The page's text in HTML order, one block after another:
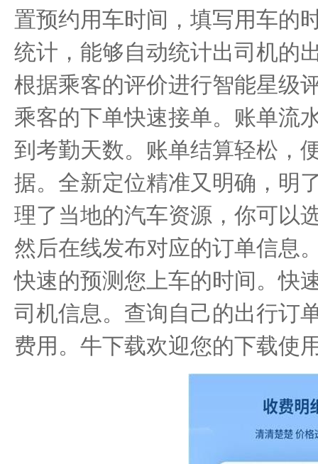
置预约用车时间，填写用车的
统计，能够自动统计出司机的
根据乘客的评价进行智能星级
乘客的下单快速接单。账单流
到考勤天数。账单结算轻松，
据。全新定位精准又明确，明
理了当地的汽车资源，你可以
然后在线发布对应的订单信息
快速的预测您上车的时间。快
司机信息。查询自己的出行订
费用。牛下载欢迎您的下载使